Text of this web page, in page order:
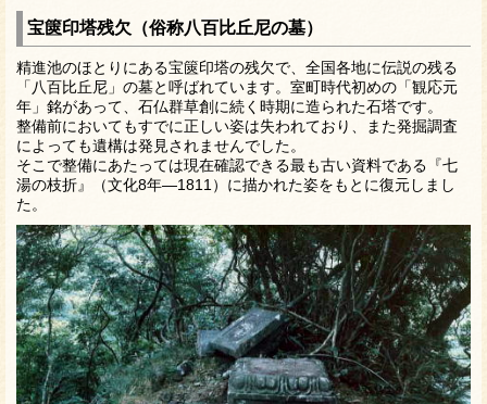
宝篋印塔残欠（俗称八百比丘尼の墓）
精進池のほとりにある宝篋印塔の残欠で、全国各地に伝説の残る
「八百比丘尼」の墓と呼ばれています。室町時代初めの「観応元
年」銘があって、石仏群草創に続く時期に造られた石塔です。
整備前においてもすでに正しい姿は失われており、また発掘調査
によっても遺構は発見されませんでした。
そこで整備にあたっては現在確認できる最も古い資料である『七
湯の枝折』（文化8年—1811）に描かれた姿をもとに復元しまし
た。